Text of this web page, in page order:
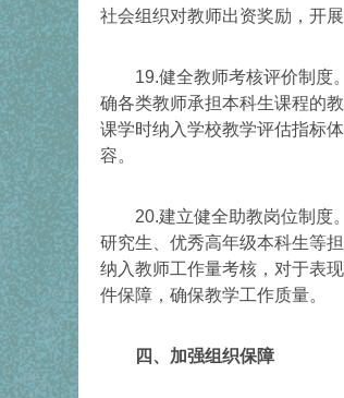
社会组织对教师出资奖励，开
19.健全教师考核评价制度。
确各类教师承担本科生课程的
课学时纳入学校教学评估指标
容。
20.建立健全助教岗位制度。
研究生、优秀高年级本科生等
纳入教师工作量考核，对于表
件保障，确保教学工作质量。
四、加强组织保障